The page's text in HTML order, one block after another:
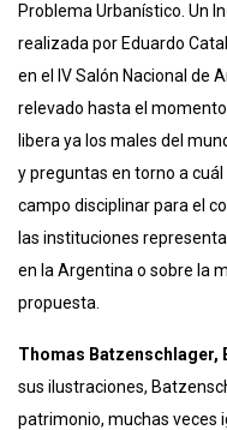
Problema Urbanístico. Un
realizada por Eduardo
en el IV Salón Nacional de
relevado hasta el
libera ya los males del
y preguntas en torno a
campo disciplinar para el
las instituciones
en la Argentina o sobre la
propuesta.
Thomas Batzenschlager,
sus ilustraciones,
patrimonio, muchas veces